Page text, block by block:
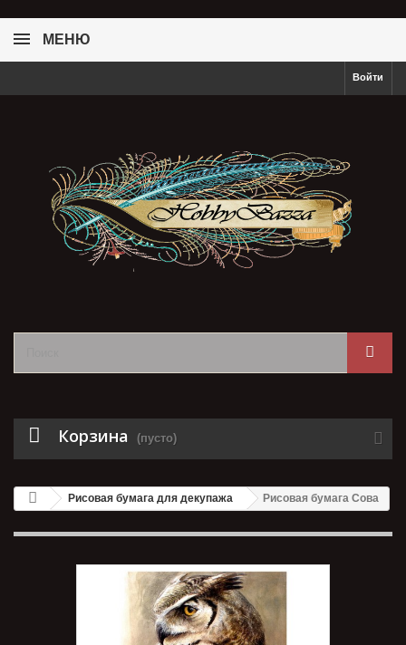
МЕНЮ
Войти
Корзина (пусто)
Рисовая бумага для декупажа Рисовая бумага Сова